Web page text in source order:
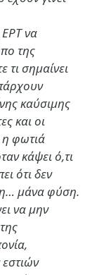
να
της
τι σημαίνει
καύσιμης
και οι
η φωτιά
κάψει ό,τι
ότι δεν
μάνα φύση.
να μην